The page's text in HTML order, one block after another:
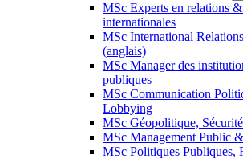
MSc Experts en relations
internationales
MSc International
(anglais)
MSc Manager des
publiques
MSc Communication
Lobbying
MSc Géopolitique,
MSc Management Public
MSc Politiques Publiques,